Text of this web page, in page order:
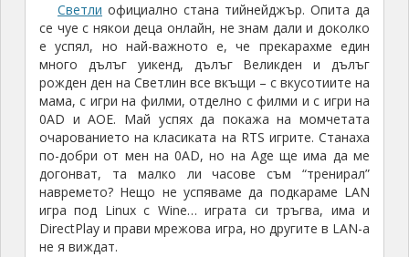
Светли официално стана тийнейджър. Опита да
се чуе с някои деца онлайн, не знам дали и доколко
е успял, но най-важното е, че прекарахме един
много дълъг уикенд, дълъг Великден и дълъг
рожден ден на Светлин все вкъщи – с вкусотиите на
мама, с игри на филми, отделно с филми и с игри на
0AD и AOE. Май успях да покажа на момчетата
очарованието на класиката на RTS игрите. Станаха
по-добри от мен на 0AD, но на Age ще има да ме
догонват, та малко ли часове съм “тренирал”
навремето? Нещо не успяваме да подкараме LAN
игра под Linux с Wine… играта си тръгва, има и
DirectPlay и прави мрежова игра, но другите в LAN-а
не я виждат.